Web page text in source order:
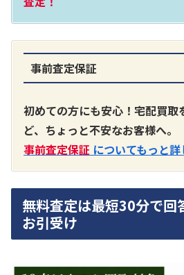
A3300 真空管プ
買取価格：お問合
SONY
事前査定保証
初めての方にも安心！宅配買取
ど、ちょっと不安なお客様へ。
事前査定保証 についてもっと
無料査定は最短30分で回
お引受け